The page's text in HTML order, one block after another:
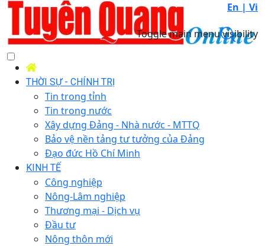
En | Vi
Toggle main menu visibility
THỜI SỰ - CHÍNH TRỊ
Tin trong tỉnh
Tin trong nước
Xây dựng Đảng - Nhà nước - MTTQ
Bảo vệ nền tảng tư tưởng của Đảng
Đạo đức Hồ Chí Minh
KINH TẾ
Công nghiệp
Nông-Lâm nghiệp
Thương mại - Dịch vụ
Đầu tư
Nông thôn mới